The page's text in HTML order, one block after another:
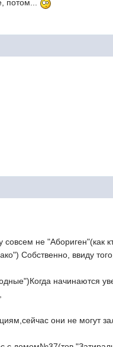
потом...
не "Абориген"(как
Собственно, ввиду
начинаются
они не могут